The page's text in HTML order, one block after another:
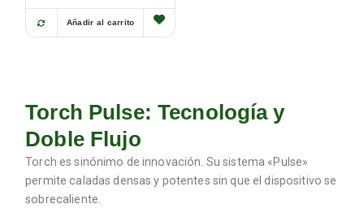
Añadir al carrito
Torch Pulse: Tecnología y
Doble Flujo
Torch es sinónimo de innovación. Su sistema «Pulse»
permite caladas densas y potentes sin que el dispositivo se
sobrecaliente.